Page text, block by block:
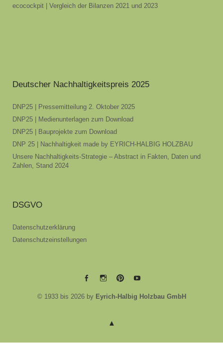
ecocockpit | Vergleich der Bilanzen 2021 und 2023
Deutscher Nachhaltigkeitspreis 2025
DNP25 | Pressemitteilung 2. Oktober 2025
DNP25 | Medienunterlagen zum Download
DNP25 | Bauprojekte zum Download
DNP 25 | Nachhaltigkeit made by EYRICH-HALBIG HOLZBAU
Unsere Nachhaltigkeits-Strategie – Abstract in Fakten, Daten und
Zahlen, Stand 2024
DSGVO
Datenschutzerklärung
Datenschutzeinstellungen
EYRICH-EYRICH-EYRICH-EYRICH-
© 1933 bis 2026 by Eyrich-Halbig Holzbau GmbH